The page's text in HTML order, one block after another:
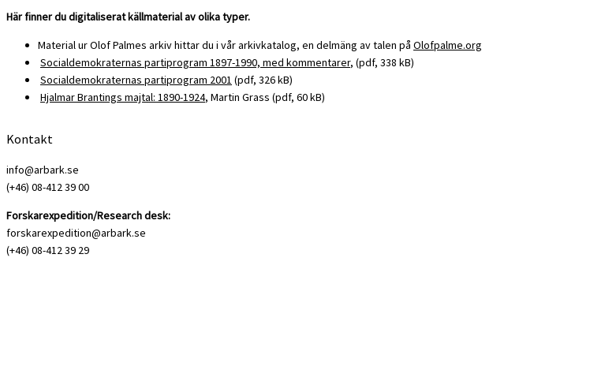
Här finner du digitaliserat källmaterial av olika typer.
Material ur Olof Palmes arkiv hittar du i vår arkivkatalog, en delmäng av talen på Olofpalme.org
Socialdemokraternas partiprogram 1897-1990, med kommentarer, (pdf, 338 kB)
Socialdemokraternas partiprogram 2001 (pdf, 326 kB)
Hjalmar Brantings majtal: 1890-1924, Martin Grass (pdf, 60 kB)
Kontakt
info@arbark.se
(+46) 08-412 39 00
Forskarexpedition/Research desk:
forskarexpedition@arbark.se
(+46) 08-412 39 29